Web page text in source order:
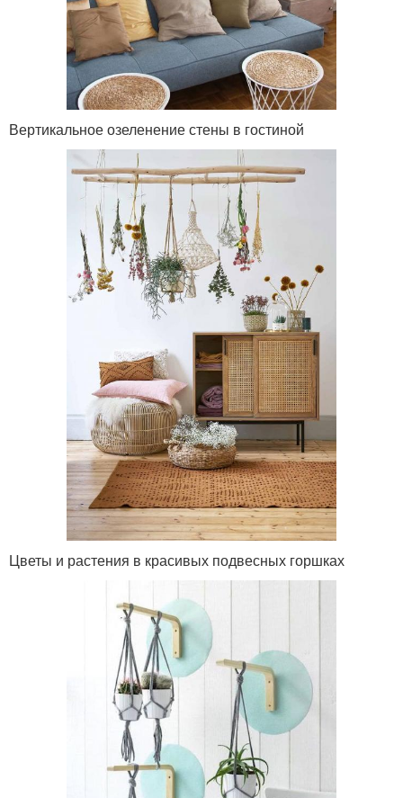
Вертикальное озеленение стены в гостиной
Цветы и растения в красивых подвесных горшках